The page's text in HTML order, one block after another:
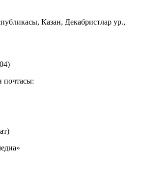
Казан, Декабристлар ур.,
почтасы: